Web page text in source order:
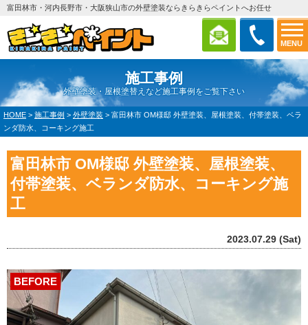
MENU
富田林市・河内長野市・大阪狭山市の外壁塗装ならきらきらペイントへお任せ
施工事例
外壁塗装・屋根塗替えなど施工事例をご覧下さい
HOME > 施工事例 > 外壁塗装 > 富田林市 OM様邸 外壁塗装、屋根塗装、付帯塗装、ベラ
ンダ防水、コーキング施工
富田林市 OM様邸 外壁塗装、屋根塗装、
付帯塗装、ベランダ防水、コーキング施
工
2023.07.29 (Sat)
BEFORE